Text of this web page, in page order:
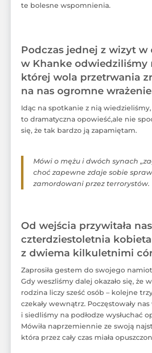
te bolesne wspomnienia.
Podczas jednej z wizyt w
w Khanke odwiedziliśmy
której wola przetrwania
na nas ogromne
Idąc na spotkanie z nią
to dramatyczna opowieść,ale nie
się, że tak bardzo ją zapamiętam.
Mówi o mężu i dwóch synach
choć zapewne zdaje sobie
zamordowani przez terrorystów.
Od wejścia przywitała
czterdziestoletnia kobieta
z dwiema kilkuletnimi
Zaprosiła gestem do swojego
Gdy weszliśmy dalej okazało się, że
rodzina liczy sześć osób – kolejne
czekały wewnątrz. Poczęstowały
i siedliśmy na podłodze wysłuchać
Mówiła naprzemiennie ze swoją
która przez cały czas miała